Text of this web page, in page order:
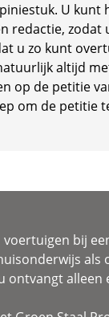
U kunt
redactie, zodat
u zo kunt
altijd
op de petitie
om de petitie
voertuigen bij
als
ontvangt alleen